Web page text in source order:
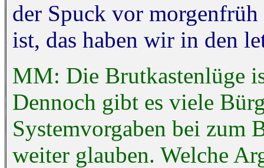
der Spuck vor
ist, das haben wir in den
MM: Die Brutkastenlüge
Dennoch gibt es viele
Systemvorgaben bei zum
weiter glauben. Welche